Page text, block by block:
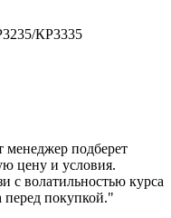
КР3335
менеджер подберет
цену и условия.
с волатильностью курса
перед покупкой."